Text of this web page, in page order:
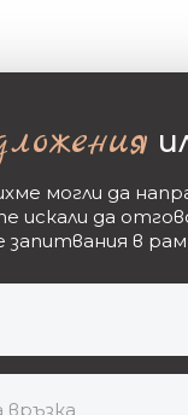
могли да
искали да
в